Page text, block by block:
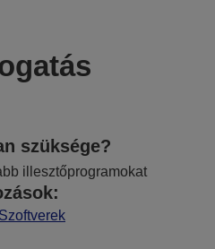
szüksége?
illesztőprogramokat